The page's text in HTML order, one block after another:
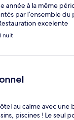
année à la même
par l’ensemble du
excelente
nuit
au calme avec une
piscines ! Le seul